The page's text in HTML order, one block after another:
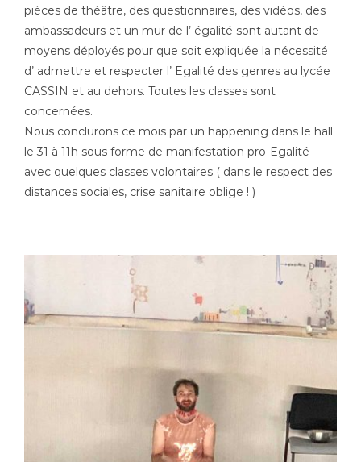
pièces de théâtre, des questionnaires, des vidéos, des
ambassadeurs et un mur de l’ égalité sont autant de
moyens déployés pour que soit expliquée la nécessité
d’ admettre et respecter l’ Egalité des genres au lycée
CASSIN et au dehors. Toutes les classes sont
concernées.
Nous conclurons ce mois par un happening dans le hall
le 31 à 11h sous forme de manifestation pro-Egalité
avec quelques classes volontaires ( dans le respect des
distances sociales, crise sanitaire oblige ! )